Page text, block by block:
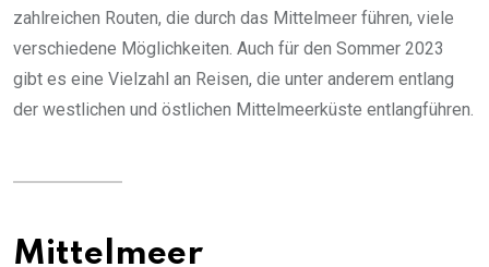
zahlreichen Routen, die durch das Mittelmeer führen, viele
verschiedene Möglichkeiten. Auch für den Sommer 2023
gibt es eine Vielzahl an Reisen, die unter anderem entlang
der westlichen und östlichen Mittelmeerküste entlangführen.
Mittelmeer